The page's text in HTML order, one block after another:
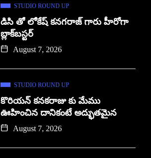
STUDIO ROUND UP
డిసి తో లోకేష్ కనగరాజ్ గారు హీరోగా
బ్లాక్‌బస్టర్
August 7, 2026
STUDIO ROUND UP
కొరియన్ కనకరాజు కు మేము
ఊహించిన దానికంటే అద్భుతమైన
August 7, 2026